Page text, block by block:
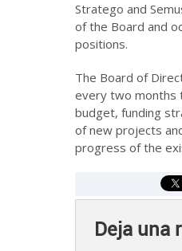
Stratego and
of the Board and
positions.
The Board of
every two months
budget, funding
of new projects
progress of the
Deja una